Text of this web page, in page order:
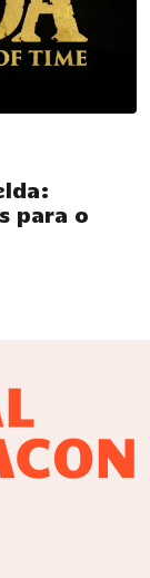
para o